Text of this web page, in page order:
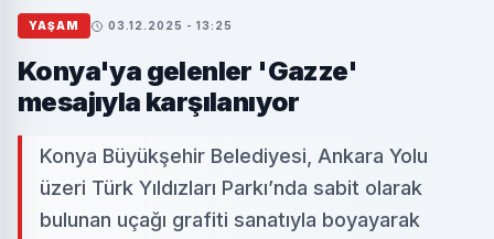
YAŞAM 03.12.2025 - 13:25
Konya'ya gelenler 'Gazze'
mesajıyla karşılanıyor
Konya Büyükşehir Belediyesi, Ankara Yolu
üzeri Türk Yıldızları Parkı’nda sabit olarak
bulunan uçağı grafiti sanatıyla boyayarak